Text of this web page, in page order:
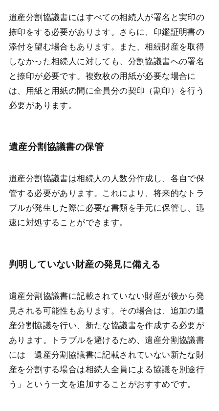
遺産分割協議書にはすべての相続人が署名と実印の
捺印をする必要があります。さらに、印鑑証明書の
添付を望む場合もあります。また、相続財産を取得
しなかった相続人に対しても、分割協議書への署名
と捺印が必要です。複数枚の用紙が必要な場合に
は、用紙と用紙の間に全員分の契印（割印）を行う
必要があります。
遺産分割協議書の保管
遺産分割協議書は相続人の人数分作成し、各自で保
管する必要があります。これにより、将来的なトラ
ブルが発生した際に必要な書類を手元に保管し、迅
速に対処することができます。
判明していない財産の発見に備える
遺産分割協議書に記載されていない財産が後から発
見される可能性もあります。その場合は、追加の遺
産分割協議を行い、新たな協議書を作成する必要が
あります。トラブルを避けるため、遺産分割協議書
には「遺産分割協議書に記載されていない新たな財
産を分割する場合は相続人全員による協議を別途行
う」という一文を追加することがおすすめです。